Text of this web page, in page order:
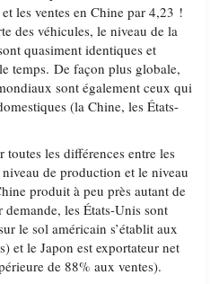
les ventes en Chine par 4,23 !
des véhicules, le niveau de la
quasiment identiques et
temps. De façon plus globale,
sont également ceux qui
(la Chine, les États-
les différences entre les
de production et le niveau
produit à peu près autant de
les États-Unis sont
le sol américain s’établit aux
et le Japon est exportateur net
de 88% aux ventes).